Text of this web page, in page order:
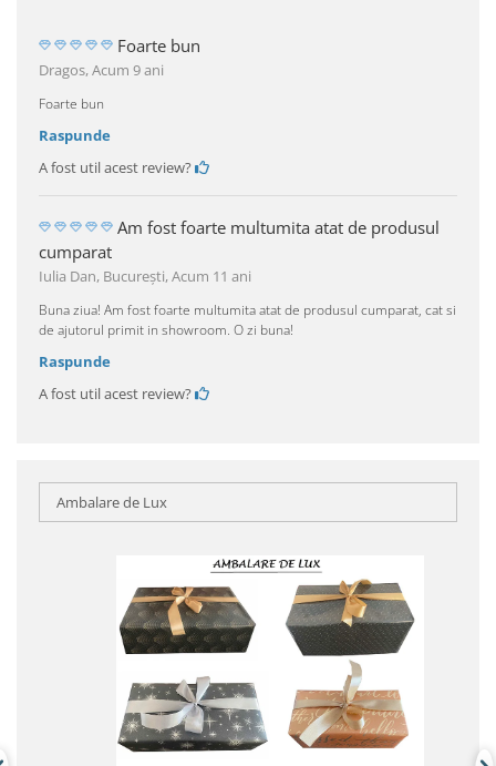
Foarte bun
Dragos,Acum 9 ani
Foarte bun
Raspunde
A fost util acest review?
Am fost foarte multumita atat de produsul
cumparat
Iulia Dan, Bucureşti,Acum 11 ani
Buna ziua! Am fost foarte multumita atat de produsul cumparat, cat si
de ajutorul primit in showroom. O zi buna!
Raspunde
A fost util acest review?
Ambalare de Lux